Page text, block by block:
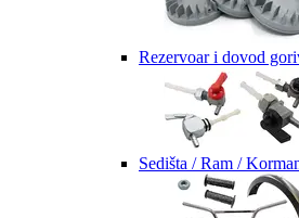
Rezervoar i dovod
Sedišta / Ram /